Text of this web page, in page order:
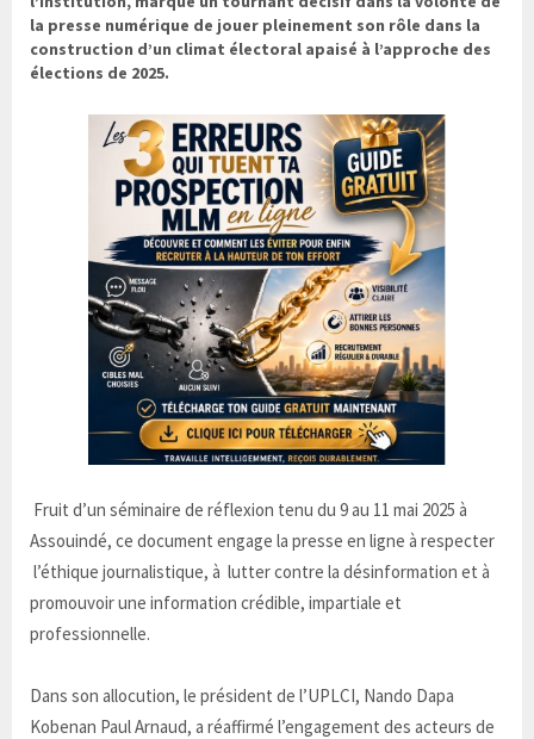
la presse numérique de jouer pleinement son rôle dans la
construction d’un climat électoral apaisé à l’approche des
élections de 2025.
Fruit d’un séminaire de réflexion tenu du 9 au 11 mai 2025 à
Assouindé, ce document engage la presse en ligne à respecter
l’éthique journalistique, à lutter contre la désinformation et à
promouvoir une information crédible, impartiale et
professionnelle.
Dans son allocution, le président de l’UPLCI, Nando Dapa
Kobenan Paul Arnaud, a réaffirmé l’engagement des acteurs de